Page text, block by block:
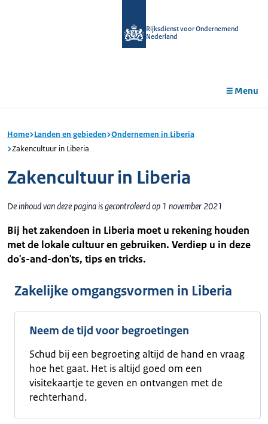
Rijksdienst voor Ondernemend
Nederland
Menu
Home Landen en gebieden Ondernemen in Liberia
Zakencultuur in Liberia
Zakencultuur in Liberia
De inhoud van deze pagina is gecontroleerd op 1 november 2021
Bij het zakendoen in Liberia moet u rekening houden
met de lokale cultuur en gebruiken. Verdiep u in deze
do's-and-don'ts, tips en tricks.
Zakelijke omgangsvormen in Liberia
Neem de tijd voor begroetingen
Schud bij een begroeting altijd de hand en vraag
hoe het gaat. Het is altijd goed om een
visitekaartje te geven en ontvangen met de
rechterhand.